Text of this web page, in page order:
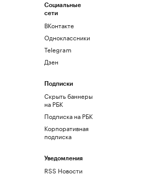
Социальные
сети
ВКонтакте
Одноклассники
Telegram
Дзен
Подписки
Скрыть баннеры
на РБК
Подписка на РБК
Корпоративная
подписка
Уведомления
RSS Новости